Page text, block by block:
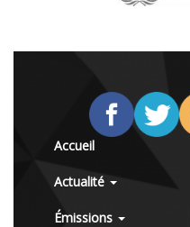
Accueil
Actualité
Émissions